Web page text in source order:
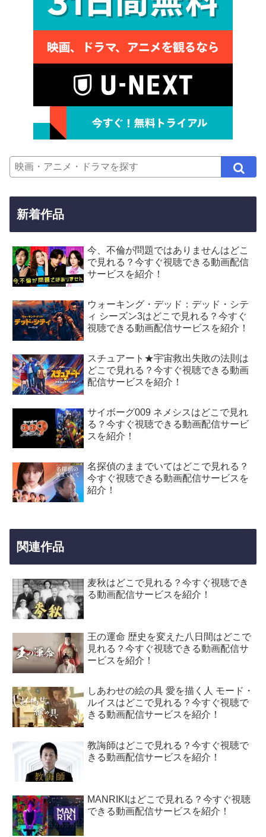
新着作品
今、不倫が問題ではありませんはどこ
で見れる？今すぐ視聴できる動画配信
サービスを紹介！
ウォーキング・デッド：デッド・シテ
ィ シーズン3はどこで見れる？今すぐ
視聴できる動画配信サービスを紹介！
スチュアート★宇宙救出失敗の法則は
どこで見れる？今すぐ視聴できる動画
配信サービスを紹介！
サイボーグ009 ネメシスはどこで見れ
る？今すぐ視聴できる動画配信サービ
スを紹介！
名探偵のままでいてはどこで見れる？
今すぐ視聴できる動画配信サービスを
紹介！
関連作品
麦秋はどこで見れる？今すぐ視聴でき
る動画配信サービスを紹介！
王の運命 歴史を変えた八日間はどこで
見れる？今すぐ視聴できる動画配信サ
ービスを紹介！
しあわせの絵の具 愛を描く人 モード・
ルイスはどこで見れる？今すぐ視聴で
きる動画配信サービスを紹介！
教誨師はどこで見れる？今すぐ視聴で
きる動画配信サービスを紹介！
MANRIKIはどこで見れる？今すぐ視聴
できる動画配信サービスを紹介！